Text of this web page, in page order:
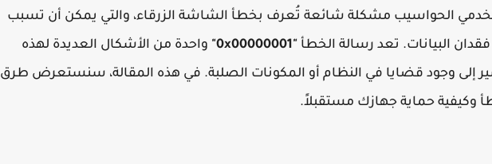
الحواسيب مشكلة شائعة تُعرف بخطأ الشاشة الزرقاء، والتي يمكن أن تسبب
فقدان البيانات. تعد رسالة الخطأ "0x00000001"
واحدة من الأشكال العديدة لهذه
إلى وجود قضايا في النظام أو المكونات الصلبة. في هذه المقالة، سنستعرض طرق
وكيفية حماية جهازك مستقبلاً.